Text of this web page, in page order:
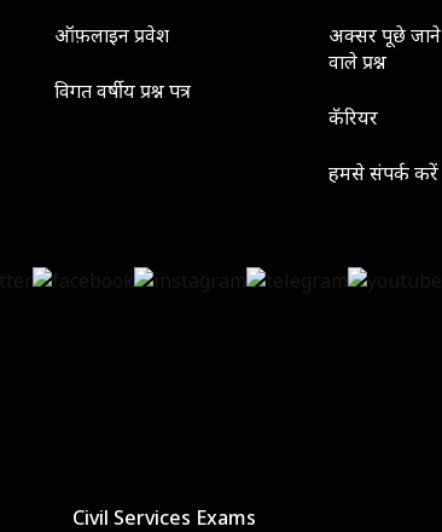
ऑफ़लाइन प्रवेश
विगत वर्षीय प्रश्न पत्र
अक्सर पूछे जाने
वाले प्रश्न
कॅरियर
हमसे संपर्क करें
Civil Services Exams